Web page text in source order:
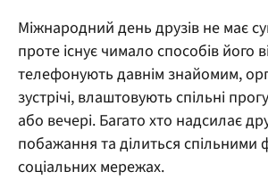
Міжнародний день друзів не має
проте існує чимало способів його
телефонують давнім знайомим,
зустрічі, влаштовують спільні
або вечері. Багато хто надсилає
побажання та ділиться спільними
соціальних мережах.